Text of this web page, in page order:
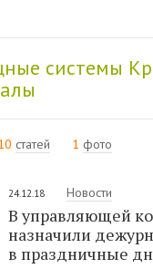
системы
статей 1 фото
24.12.18 Новости
В управляющей
назначили
в праздничные